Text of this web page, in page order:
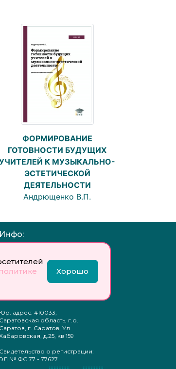
политике
Хорошо
ФОРМИРОВАНИЕ
ГОТОВНОСТИ БУДУЩИХ
К МУЗЫКАЛЬНО-
ЭСТЕТИЧЕСКОЙ
ДЕЯТЕЛЬНОСТИ
Андрющенко В.П.
Инфо:
ограниченной
«Профобразование»
Юр. адрес: 410033,
Саратовская область, г.о.
Саратов, г. Саратов, Ул
д.25, кв 159
Свидетельство о регистрации:
№ ФС 77 - 77627